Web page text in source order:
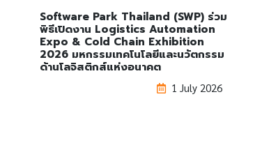
Software Park Thailand (SWP) ร่วม
พิธีเปิดงาน Logistics Automation
Expo & Cold Chain Exhibition
2026 มหกรรมเทคโนโลยีและนวัตกรรม
ด้านโลจิสติกส์แห่งอนาคต
1 July 2026